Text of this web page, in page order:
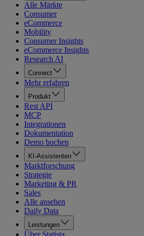
Alle Märkte
Consumer
eCommerce
Mobility
Consumer Insights
eCommerce Insights
Research AI
Connect
Mehr erfahren
Produkt
Rest API
MCP
Integrationen
Dokumentation
Demo buchen
KI-Assistenten
Marktforschung
Strategie
Marketing & PR
Sales
Alle ansehen
Daily Data
Leistungen
Über Statista